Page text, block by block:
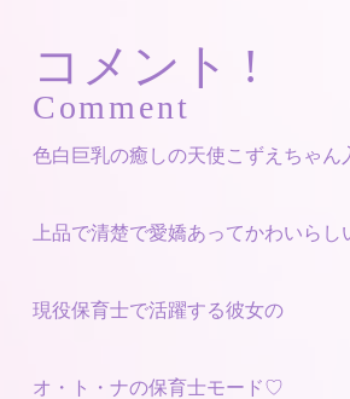
コメント !
Comment
色白巨乳の癒しの天使こずえちゃん
上品で清楚で愛嬌あってかわいらし
現役保育士で活躍する彼女の
オ・ト・ナの保育士モード♡